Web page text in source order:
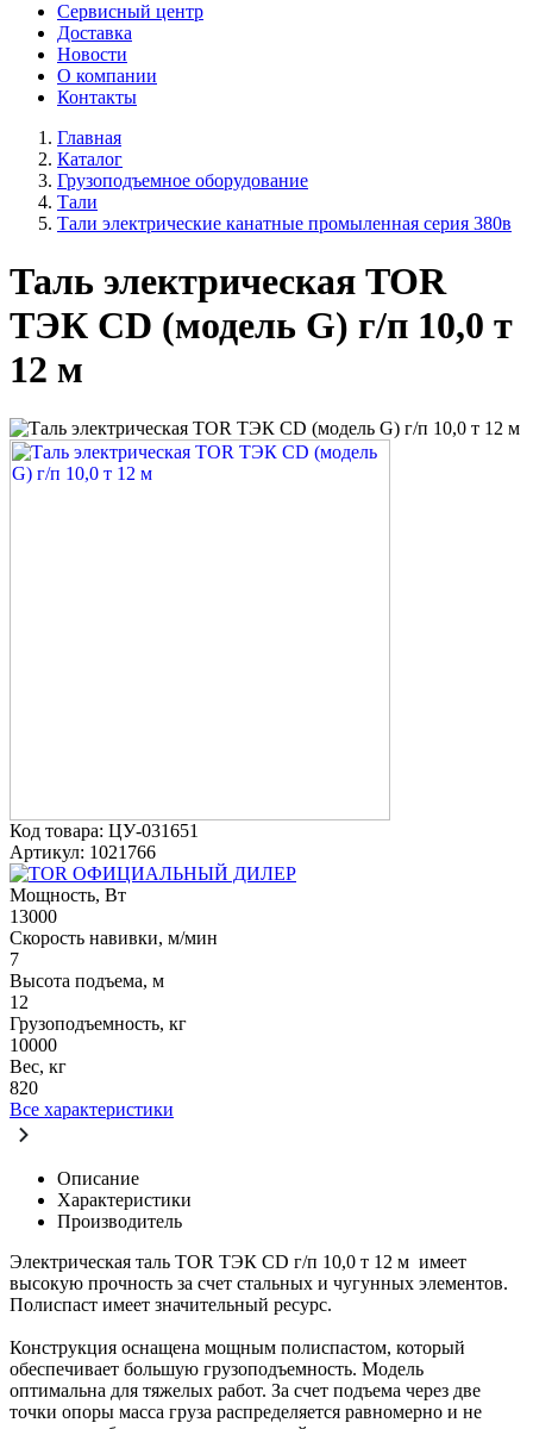
Сервисный центр
Доставка
Новости
О компании
Контакты
Главная
Каталог
Грузоподъемное оборудование
Тали
Тали электрические канатные промыленная серия 380в
Таль электрическая TOR
ТЭК CD (модель G) г/п 10,0 т
12 м
Код товара: ЦУ-031651
Артикул: 1021766
ОФИЦИАЛЬНЫЙ ДИЛЕР
Мощность, Вт
13000
Скорость навивки, м/мин
7
Высота подъема, м
12
Грузоподъемность, кг
10000
Вес, кг
820
Все характеристики
Описание
Характеристики
Производитель
Электрическая таль TOR ТЭК CD г/п 10,0 т 12 м имеет
высокую прочность за счет стальных и чугунных элементов.
Полиспаст имеет значительный ресурс.
Конструкция оснащена мощным полиспастом, который
обеспечивает большую грузоподъемность. Модель
оптимальна для тяжелых работ. За счет подъема через две
точки опоры масса груза распределяется равномерно и не